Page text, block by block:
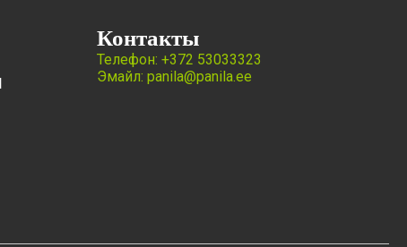
Контакты
Телефон: +372 53033323
Эмайл: panila@panila.ee